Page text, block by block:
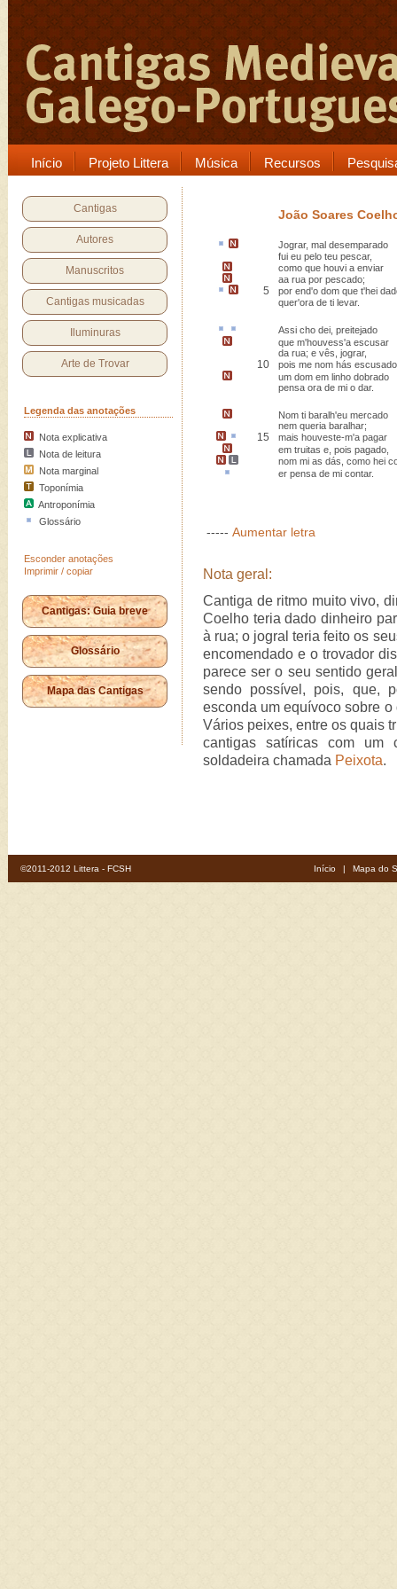
Início Projeto Littera Música Recursos
Cantigas
Autores
Manuscritos
Cantigas musicadas
Iluminuras
Arte de Trovar
Legenda das anotações
Nota explicativa
Nota de leitura
Nota marginal
Toponímia
Antroponímia
Glossário
Esconder anotações
Imprimir / copiar
Cantigas: Guia breve
Glossário
Mapa das Cantigas
João Soares
Jograr, mal desemparado
fui eu pelo teu pescar,
como que houvi a enviar
aa rua por pescado;
5 por end'o dom que t'hei
quer'ora de ti levar.
Assi cho dei, preitejado
que m'houvess'a escusar
da rua; e vês, jograr,
10
pois me nom hás
um dom em linho dobrado
pensa ora de mi o dar.
Nom ti baralh'eu mercado
nem queria baralhar;
15 mais houveste-m'a pagar
em truitas e, pois pagado
nom mi as dás, como hei
er pensa de mi contar.
----- Aumentar letra
Nota geral:
Cantiga de ritmo muito vivo,
Coelho teria dado dinheiro
à rua; o jogral teria feito os
encomendado e o trovador
parece ser o seu sentido
sendo possível, pois, que,
esconda um equívoco sobre
Vários peixes, entre os quais
cantigas satíricas com um
soldadeira chamada Peixota.
©2011-2012 Littera - FCSH Início | Mapa do